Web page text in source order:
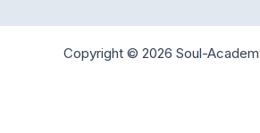
Copyright © 2026 Soul-